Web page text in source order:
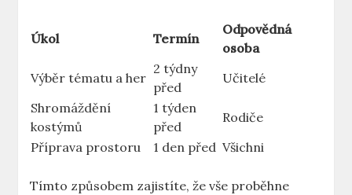
Úkol Termín
Odpovědná
osoba
Výběr tématu a her
2 týdny
před
Učitelé
Shromáždění
kostýmů
1 týden
před
Rodiče
Příprava prostoru
1 den před Všichni
Tímto způsobem zajistíte, že vše proběhne